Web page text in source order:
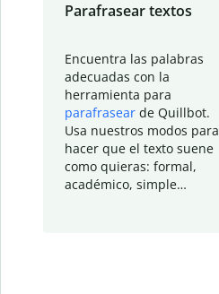
Parafrasear textos
Encuentra las palabras
adecuadas con la
herramienta para
parafrasear de Quillbot.
Usa nuestros modos para
hacer que el texto suene
como quieras: formal,
académico, simple…